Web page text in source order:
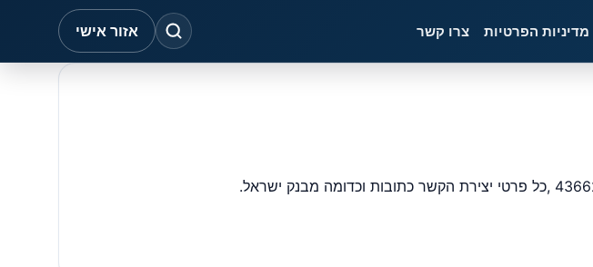
מדיניות הפרטיות צרו קשר אזור אישי